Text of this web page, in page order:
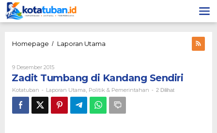
Lewati
ke
konten
Homepage / Laporan Utama
Sendiri
9 Desember 2015Oleh
Kotatuban
Zadit Tumbang di Kandang Sendiri
Kotatuban - Laporan Utama Politik & Pemerintahan - 2 Dilihat